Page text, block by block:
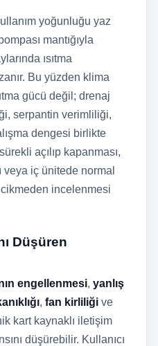
yoğunluğu yaz
mantığıyla
ısıtma
Bu yüzden klima
gücü değil; drenaj
serpantin verimliliği,
dengesi birlikte
açılıp kapanması,
veya iç ünitede normal
incelenmesi
Düşüren
engellenmesi, yanlış
, fan kirliliği ve
kart kaynaklı iletişim
düşürebilir. Kullanıcı